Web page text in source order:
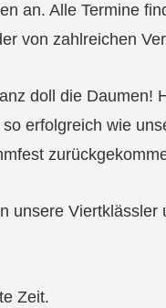
an. Alle Termine
von zahlreichen
doll die Daumen!
erfolgreich wie
unsere Viertklässler
Zeit.